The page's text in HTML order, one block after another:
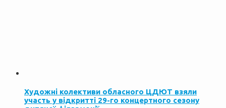
Художні колективи обласного ЦДЮТ взяли
участь у відкритті 29-го концертного сезону